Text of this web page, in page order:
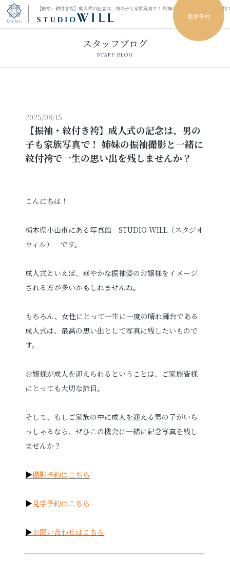
【振袖・紋付き袴】成人式の記念は、男の子も家族写真で！ 姉妹の振袖撮影と一緒に紋付
見学予約
ウェディングフォト
振袖レンタル 卒業袴レンタル
プロフィールフォト
証明写真 シニア・還暦写真
見学予約
撮影予約
TEL0285-20-5870
スタッフブログ
STAFF BLOG
2025/08/15
【振袖・紋付き袴】成人式の記念は、男の
子も家族写真で！ 姉妹の振袖撮影と一緒に
紋付袴で一生の思い出を残しませんか？
こんにちは！
栃木県小山市にある写真館 STUDIO WILL（スタジオ
ウィル） です。
成人式といえば、華やかな振袖姿のお嬢様をイメージ
される方が多いかもしれませんね。
もちろん、女性にとって一生に一度の晴れ舞台である
成人式は、最高の思い出として写真に残したいもので
す。
お嬢様が成人を迎えられるということは、ご家族皆様
にとっても大切な節目。
そして、もしご家族の中に成人を迎える男の子がいら
っしゃるなら、ぜひこの機会に一緒に記念写真を残し
ませんか？
▶撮影予約はこちら
▶見学予約はこちら
▶お問い合わせはこちら